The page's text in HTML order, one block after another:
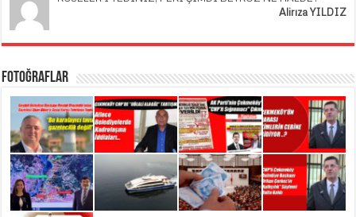
Alirıza YILDIZ
Fotoğraflar